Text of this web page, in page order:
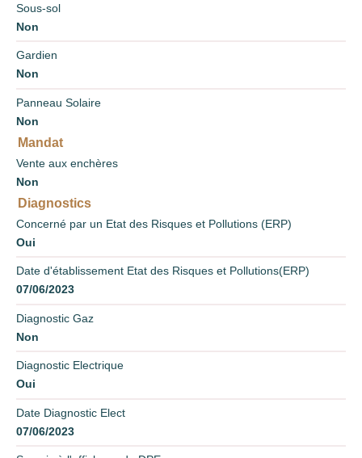
Sous-sol
Non
Gardien
Non
Panneau Solaire
Non
Mandat
Vente aux enchères
Non
Diagnostics
Concerné par un Etat des Risques et Pollutions (ERP)
Oui
Date d'établissement Etat des Risques et Pollutions(ERP)
07/06/2023
Diagnostic Gaz
Non
Diagnostic Electrique
Oui
Date Diagnostic Elect
07/06/2023